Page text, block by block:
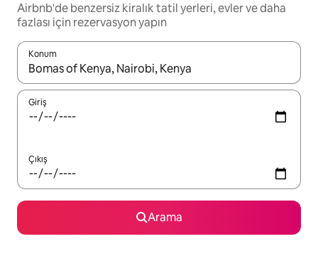
Airbnb'de benzersiz kiralık tatil yerleri, evler ve daha
fazlası için rezervasyon yapın
Konum
Sonuçlar kullanılabilir olduğunda yukarı ve aşağı oklarıyla
Giriş
Çıkış
Arama